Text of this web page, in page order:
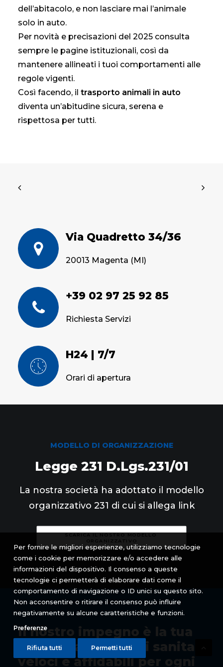
dell’abitacolo, e non lasciare mai l’animale
solo in auto.
Per novità e precisazioni del 2025 consulta
sempre le pagine istituzionali, così da
mantenere allineati i tuoi comportamenti alle
regole vigenti.
Così facendo, il trasporto animali in auto
diventa un’abitudine sicura, serena e
rispettosa per tutti.
Via Quadretto 34/36
20013 Magenta (MI)
+39 02 97 25 92 85
Richiesta Servizi
H24 | 7/7
Orari di apertura
MODELLO DI ORGANIZZAZIONE
Legge 231 D.Lgs.231/01
La nostra società ha adottato il modello
organizzativo 231 di cui si allega link
SCARICA IL NOSTRO MODELLO
ORGANIZZATIVO
Il nostro impegno è la tua
sicurezza: trasporti sanitari
veloci e affidabili per ogni
Per fornire le migliori esperienze, utilizziamo tecnologie
come i cookie per memorizzare e/o accedere alle
informazioni del dispositivo. Il consenso a queste
tecnologie ci permetterà di elaborare dati come il
comportamento di navigazione o ID unici su questo sito.
Non acconsentire o ritirare il consenso può influire
negativamente su alcune caratteristiche e funzioni.
Preferenze
Rifiuta tutti Permetti tutti